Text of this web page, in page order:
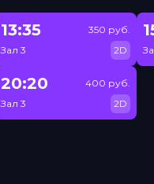
13:35
Зал 3
350 руб.
2D
20:20
Зал 3
400 руб.
2D